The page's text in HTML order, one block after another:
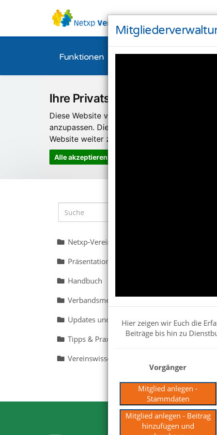
Ihre Privatsphäre ist uns wichtig
Diese Website verwendet Cookies und
anzupassen. Diese Technologien nutzen wir
Website weiter zu entwickeln.
Alle akzeptieren
Funktionen Bestellen
Netxp-Verein für die Verwendung im Verein
Präsentationen für Interessenten
Handbuch
Verbandsmeldungen
Updates und Beta
Tipps & Praxisbeispiele
Vereinswissen
Hier zeigen wir Euch die
Beiträge bis hin zu
Vorgänger
Mitglied anlegen -
Stammdaten
Mitglied anlegen - Beitrag
hinzufügen und